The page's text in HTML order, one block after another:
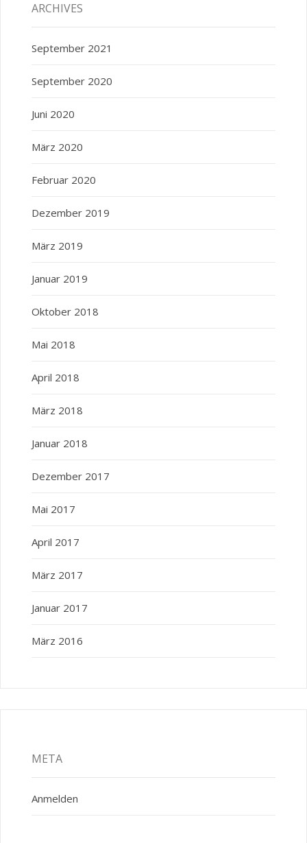
ARCHIVES
September 2021
September 2020
Juni 2020
März 2020
Februar 2020
Dezember 2019
März 2019
Januar 2019
Oktober 2018
Mai 2018
April 2018
März 2018
Januar 2018
Dezember 2017
Mai 2017
April 2017
März 2017
Januar 2017
März 2016
META
Anmelden